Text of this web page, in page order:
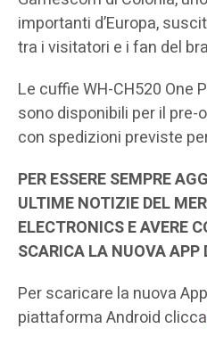
importanti d’Europa,
tra i visitatori e i fan del
Le cuffie WH-CH520 One
sono disponibili per il pre-
con spedizioni previste
PER ESSERE SEMPRE
ULTIME NOTIZIE DEL
ELECTRONICS E AVERE
SCARICA LA NUOVA
Per scaricare la nuova
piattaforma Android clicca